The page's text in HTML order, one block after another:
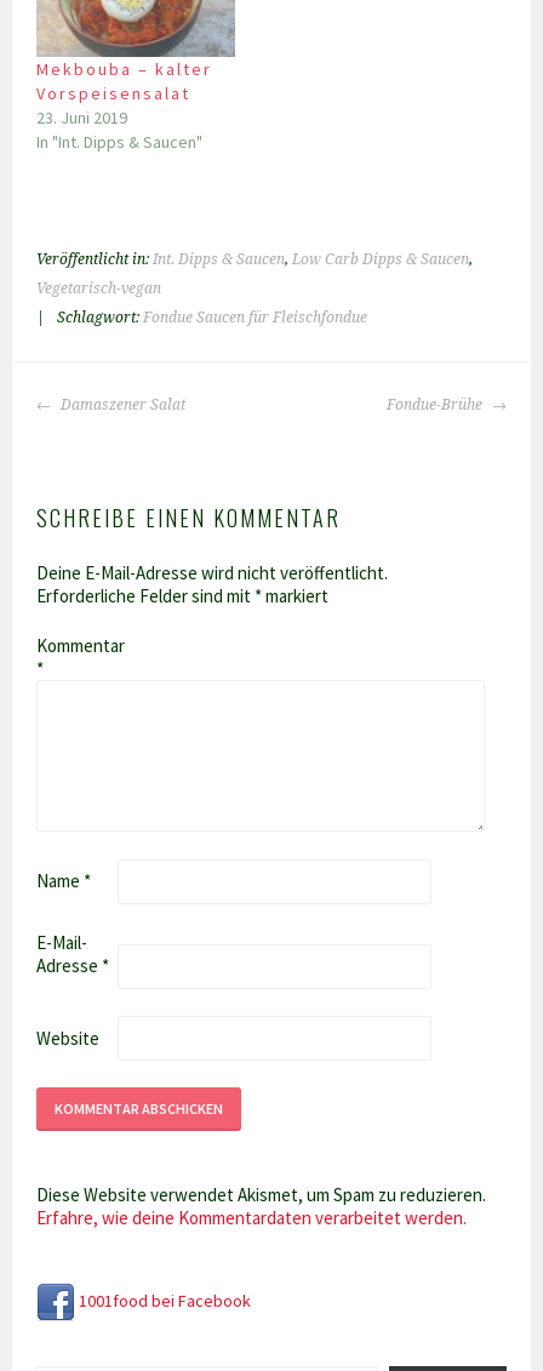
Mekbouba – kalter
Vorspeisensalat
23. Juni 2019
In "Int. Dipps & Saucen"
Veröffentlicht in:Int. Dipps & Saucen,Low Carb Dipps & Saucen,
Vegetarisch-vegan
Schlagwort:Fondue Saucen für Fleischfondue
BEITRAGS-
Damaszener Salat Fondue-Brühe
SCHREIBE EINEN KOMMENTAR
Deine E-Mail-Adresse wird nicht veröffentlicht.
Erforderliche Felder sind mit *markiert
Kommentar
*
Name *
E-Mail-
Adresse *
Website
Diese Website verwendet Akismet, um Spam zu reduzieren.
Erfahre, wie deine Kommentardaten verarbeitet werden.
1001food bei Facebook